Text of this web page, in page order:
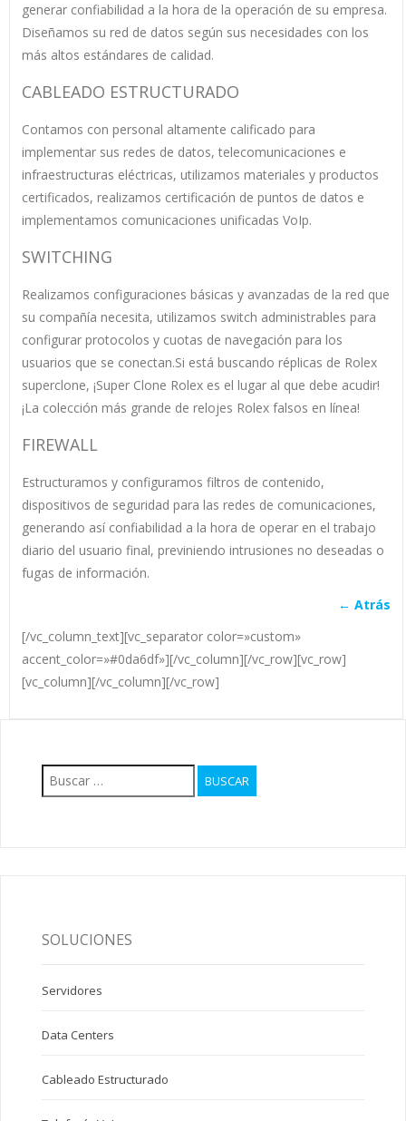
generar confiabilidad a la hora de la operación de su empresa.
Diseñamos su red de datos según sus necesidades con los
más altos estándares de calidad.
CABLEADO ESTRUCTURADO
Contamos con personal altamente calificado para
implementar sus redes de datos, telecomunicaciones e
infraestructuras eléctricas, utilizamos materiales y productos
certificados, realizamos certificación de puntos de datos e
implementamos comunicaciones unificadas VoIp.
SWITCHING
Realizamos configuraciones básicas y avanzadas de la red que
su compañía necesita, utilizamos switch administrables para
configurar protocolos y cuotas de navegación para los
usuarios que se conectan.Si está buscando réplicas de Rolex
superclone, ¡Super Clone Rolex es el lugar al que debe acudir!
¡La colección más grande de relojes Rolex falsos en línea!
FIREWALL
Estructuramos y configuramos filtros de contenido,
dispositivos de seguridad para las redes de comunicaciones,
generando así confiabilidad a la hora de operar en el trabajo
diario del usuario final, previniendo intrusiones no deseadas o
fugas de información.
← Atrás
[/vc_column_text][vc_separator color=»custom»
accent_color=»#0da6df»][/vc_column][/vc_row][vc_row]
[vc_column][/vc_column][/vc_row]
Buscar:
SOLUCIONES
Servidores
Data Centers
Cableado Estructurado